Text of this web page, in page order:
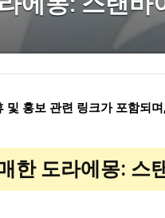
및 홍보 관련 링크가 포함되며
한 도라에몽: 스